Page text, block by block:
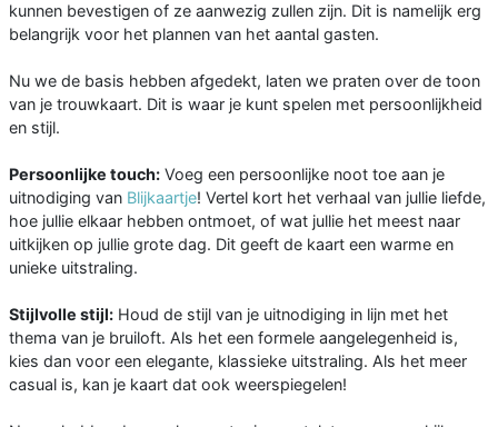
kunnen bevestigen of ze aanwezig zullen zijn. Dit is namelijk erg
belangrijk voor het plannen van het aantal gasten.
Nu we de basis hebben afgedekt, laten we praten over de toon
van je trouwkaart. Dit is waar je kunt spelen met persoonlijkheid
en stijl.
Persoonlijke touch: Voeg een persoonlijke noot toe aan je
uitnodiging van Blijkaartje! Vertel kort het verhaal van jullie liefde,
hoe jullie elkaar hebben ontmoet, of wat jullie het meest naar
uitkijken op jullie grote dag. Dit geeft de kaart een warme en
unieke uitstraling.
Stijlvolle stijl: Houd de stijl van je uitnodiging in lijn met het
thema van je bruiloft. Als het een formele aangelegenheid is,
kies dan voor een elegante, klassieke uitstraling. Als het meer
casual is, kan je kaart dat ook weerspiegelen!